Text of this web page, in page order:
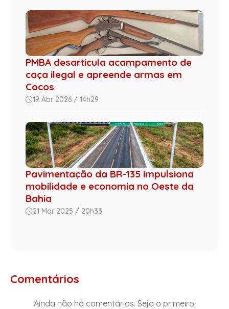
PMBA desarticula acampamento de
caça ilegal e apreende armas em
Cocos
19 Abr 2026 / 14h29
Pavimentação da BR-135 impulsiona
mobilidade e economia no Oeste da
Bahia
21 Mar 2025 / 20h33
Comentários
Ainda não há comentários. Seja o primeiro!